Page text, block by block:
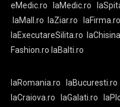
eMedic.ro laMedic.ro
laMall.ro
laZiar.ro laFirma.ro
laExecutareSilita.ro
Fashion.ro laBalti.ro
laRomania.ro laBucuresti.ro
laCraiova.ro
laGalati.ro